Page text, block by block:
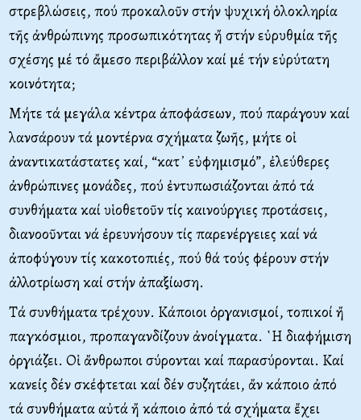
στρεβλώσεις, πού προκαλοῦν στήν ψυχική ὁλοκληρία
τῆς ἀνθρώπινης προσωπικότητας ἤ στήν εὐρυθμία τῆς
σχέσης μέ τό ἄμεσο περιβάλλον καί μέ τήν εὐρύτατη
κοινότητα;
Μήτε τά μεγάλα κέντρα ἀποφάσεων, πού παράγουν καί
λανσάρουν τά μοντέρνα σχήματα ζωῆς, μήτε οἱ
ἀναντικατάστατες καί, “κατ᾿ εὐφημισμό”, ἐλεύθερες
ἀνθρώπινες μονάδες, πού ἐντυπωσιάζονται ἀπό τά
συνθήματα καί υἱοθετοῦν τίς καινούργιες προτάσεις,
διανοοῦνται νά ἐρευνήσουν τίς παρενέργειες καί νά
ἀποφύγουν τίς κακοτοπιές, πού θά τούς φέρουν στήν
ἀλλοτρίωση καί στήν ἀπαξίωση.
Τά συνθήματα τρέχουν. Κάποιοι ὀργανισμοί, τοπικοί ἤ
παγκόσμιοι, προπαγανδίζουν ἀνοίγματα. ῾Η διαφήμιση
ὀργιάζει. Οἱ ἄνθρωποι σύρονται καί παρασύρονται. Καί
κανείς δέν σκέφτεται καί δέν συζητάει, ἄν κάποιο ἀπό
τά συνθήματα αὐτά ἤ κάποιο ἀπό τά σχήματα ἔχει